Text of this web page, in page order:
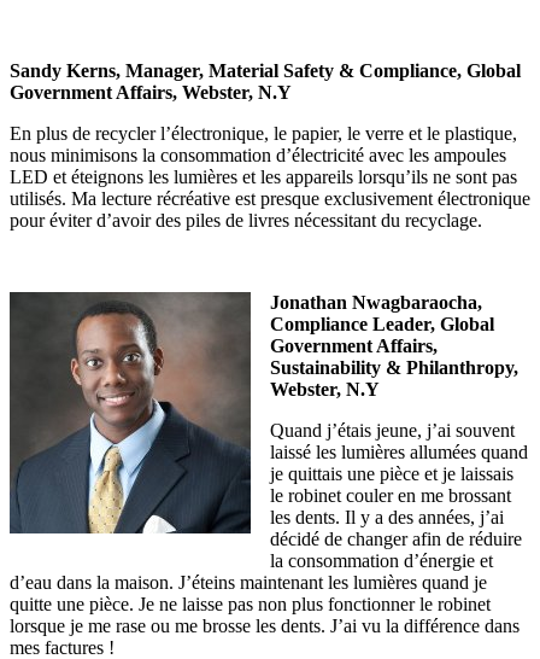
Sandy Kerns, Manager, Material Safety & Compliance, Global
Government Affairs, Webster, N.Y
En plus de recycler l’électronique, le papier, le verre et le plastique,
nous minimisons la consommation d’électricité avec les ampoules
LED et éteignons les lumières et les appareils lorsqu’ils ne sont pas
utilisés. Ma lecture récréative est presque exclusivement électronique
pour éviter d’avoir des piles de livres nécessitant du recyclage.
Jonathan Nwagbaraocha,
Compliance Leader, Global
Government Affairs,
Sustainability & Philanthropy,
Webster, N.Y
Quand j’étais jeune, j’ai souvent
laissé les lumières allumées quand
je quittais une pièce et je laissais
le robinet couler en me brossant
les dents. Il y a des années, j’ai
décidé de changer afin de réduire
la consommation d’énergie et
d’eau dans la maison. J’éteins maintenant les lumières quand je
quitte une pièce. Je ne laisse pas non plus fonctionner le robinet
lorsque je me rase ou me brosse les dents. J’ai vu la différence dans
mes factures !